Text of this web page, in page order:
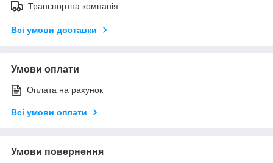
Транспортна компанія
Всі умови доставки
Умови оплати
Оплата на рахунок
Всі умови оплати
Умови повернення